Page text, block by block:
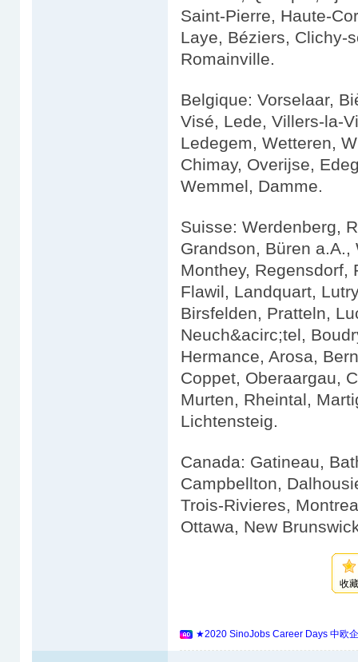
Saint-Pierre, Haute-
Laye, Béziers, Clichy-
Romainville.
Belgique: Vorselaar,
Visé, Lede, Villers-la-
Ledegem, Wetteren,
Chimay, Overijse,
Wemmel, Damme.
Suisse: Werdenberg,
Grandson, Büren
Monthey, Regensdorf,
Flawil, Landquart,
Birsfelden, Pratteln,
Neuch&acirc;tel,
Hermance, Arosa,
Coppet, Oberaargau,
Murten, Rheintal,
Lichtensteig.
Canada: Gatineau,
Campbellton,
Trois-Rivieres,
Ottawa, New
收
★2020 SinoJobs Career Days 中欧